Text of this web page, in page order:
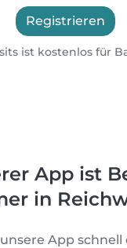
Registrieren
ist kostenlos für
App ist
in
App